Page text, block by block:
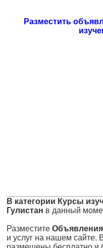
Разместить
В категории Курсы
Гулистан в данный
Разместите Объявления
и услуг на нашем сайте.